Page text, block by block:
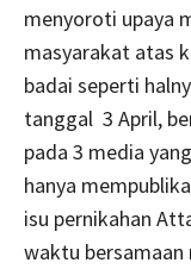
menyoroti upaya
masyarakat atas
badai seperti
tanggal 3 April,
pada 3 media
hanya
isu pernikahan
waktu bersamaan